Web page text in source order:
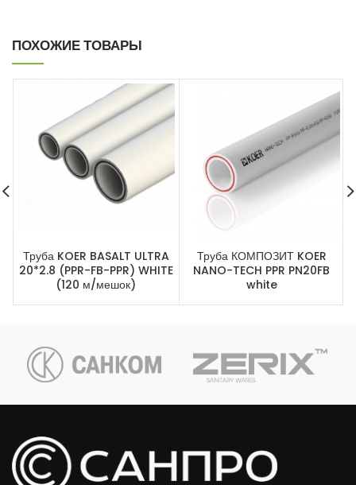
ПОХОЖИЕ ТОВАРЫ
Труба KOER BASALT ULTRA
20*2.8 (PPR-FB-PPR) WHITE
(120 м/мешок)
Труба КОМПОЗИТ KOER
NANO-TECH PPR PN20FB
white